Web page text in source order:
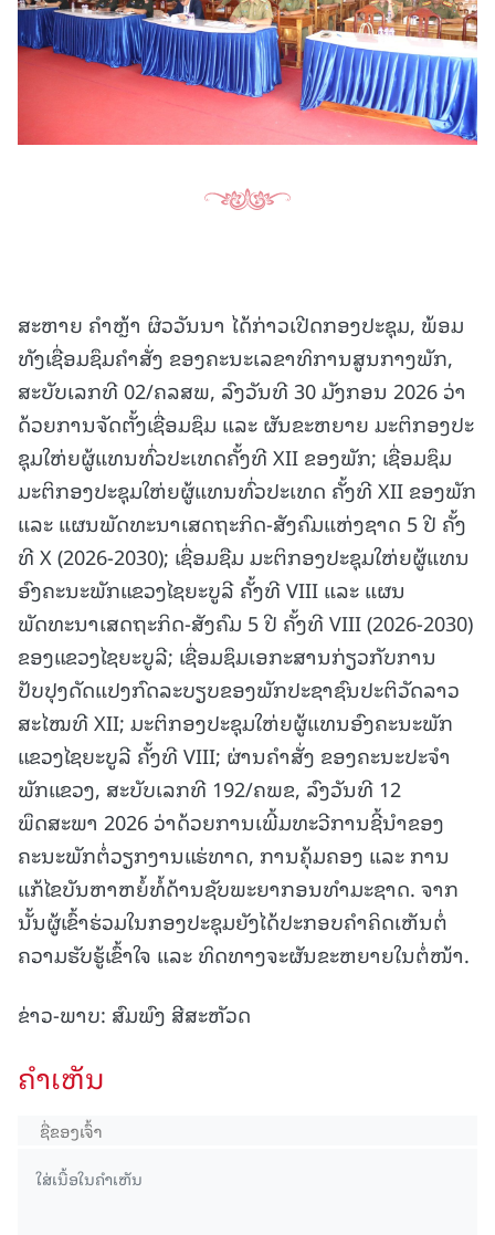
ສະຫາຍ ຄຳຫຼ້າ ຜິວວັນນາ ໄດ້ກ່າວເປີດກອງປະຊຸມ, ພ້ອມ
ທັງເຊື່ອມຊຶມຄໍາສັ່ງ ຂອງຄະນະເລຂາທິການສູນກາງພັກ,
ສະບັບເລກທີ 02/ຄລສພ, ລົງວັນທີ 30 ມັງກອນ 2026 ວ່າ
ດ້ວຍການຈັດຕັ້ງເຊື່ອມຊຶມ ແລະ ຜັນຂະຫຍາຍ ມະຕິກອງປະ
ຊຸມໃຫ່ຍຜູ້ແທນທົ່ວປະເທດຄັ້ງທີ XII ຂອງພັກ; ເຊື່ອມຊຶມ
ມະຕິກອງປະຊຸມໃຫ່ຍຜູ້ແທນທົ່ວປະເທດ ຄັ້ງທີ XII ຂອງພັກ
ແລະ ແຜນພັດທະນາເສດຖະກິດ-ສັງຄົມແຫ່ງຊາດ 5 ປີ ຄັ້ງ
ທີ X (2026-2030); ເຊື່ອມຊືມ ມະຕິກອງປະຊຸມໃຫ່ຍຜູ້ແທນ
ອົງຄະນະພັກແຂວງໄຊຍະບູລີ ຄັ້ງທີ VIII ແລະ ແຜນ
ພັດທະນາເສດຖະກິດ-ສັງຄົມ 5 ປີ ຄັ້ງທີ VIII (2026-2030)
ຂອງແຂວງໄຊຍະບູລີ; ເຊື່ອມຊຶມເອກະສານກ່ຽວກັບການ
ປັບປຸງດັດແປງກົດລະບຽບຂອງພັກປະຊາຊົນປະຕິວັດລາວ
ສະໄໝທີ XII; ມະຕິກອງປະຊຸມໃຫ່ຍຜູ້ແທນອົງຄະນະພັກ
ແຂວງໄຊຍະບູລີ ຄັ້ງທີ VIII; ຜ່ານຄໍາສັ່ງ ຂອງຄະນະປະຈໍາ
ພັກແຂວງ, ສະບັບເລກທີ 192/ຄພຂ, ລົງວັນທີ 12
ພຶດສະພາ 2026 ວ່າດ້ວຍການເພີ້ມທະວີການຊີ້ນໍາຂອງ
ຄະນະພັກຕໍ່ວຽກງານແຮ່ທາດ, ການຄຸ້ມຄອງ ແລະ ການ
ແກ້ໄຂບັນຫາຫຍໍ້ທໍ້ດ້ານຊັບພະຍາກອນທໍາມະຊາດ. ຈາກ
ນັ້ນຜູ້ເຂົ້າຮ່ວມໃນກອງປະຊຸມຍັງໄດ້ປະກອບຄຳຄິດເຫັນຕໍ່
ຄວາມຮັບຮູ້ເຂົ້າໃຈ ແລະ ທິດທາງຈະຜັນຂະຫຍາຍໃນຕໍ່ໜ້າ.
ຂ່າວ-ພາບ: ສົມພົງ ສີສະຫັວດ
ຄໍາເຫັນ